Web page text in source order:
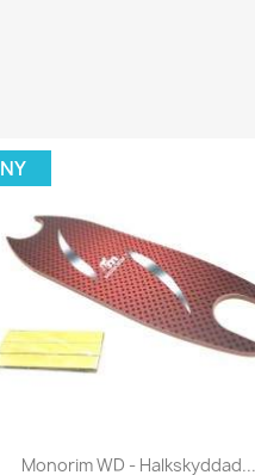
Snabbvy
Monorim WD - Halkskyddad...
NY